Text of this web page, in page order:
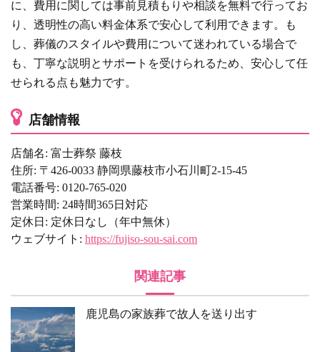
に、費用に関しては事前見積もりや相談を無料で行ってお
り、透明性の高い料金体系で安心して利用できます。も
し、葬儀のスタイルや費用について迷われている場合で
も、丁寧な説明とサポートを受けられるため、安心して任
せられる点も魅力です。
店舗情報
店舗名: 富士葬祭 藤枝
住所: 〒426-0033 静岡県藤枝市小石川町2-15-45
電話番号: 0120-765-020
営業時間: 24時間365日対応
定休日: 定休日なし（年中無休）
ウェブサイト: https://fujiso-sou-sai.com
関連記事
鹿児島の家族葬で故人を送り出す